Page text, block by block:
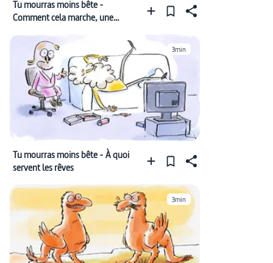
Tu mourras moins bête -
Comment cela marche, une
3min
Tu mourras moins bête - À quoi
servent les rêves
3min